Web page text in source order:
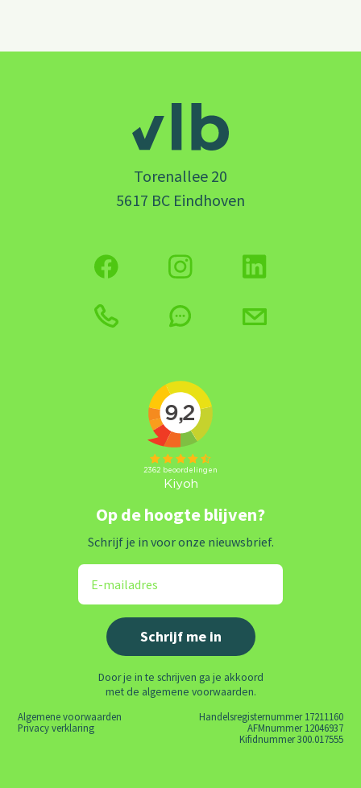
Torenallee 20
5617 BC Eindhoven
Op de hoogte blijven?
Schrijf je in voor onze nieuwsbrief.
Door je in te schrijven ga je akkoord
met de algemene voorwaarden.
Algemene voorwaarden
Privacy verklaring
Handelsregisternummer 17211160
AFMnummer 12046937
Kifidnummer 300.017555